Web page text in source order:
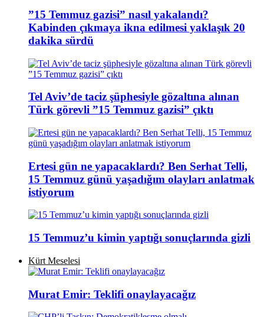
”15 Temmuz gazisi” nasıl yakalandı?
Kabinden çıkmaya ikna edilmesi yaklaşık 20
dakika sürdü
Tel Aviv’de taciz şüphesiyle gözaltına alınan
Türk görevli ”15 Temmuz gazisi” çıktı
Ertesi gün ne yapacaklardı? Ben Serhat Telli,
15 Temmuz günü yaşadığım olayları anlatmak
istiyorum
15 Temmuz’u kimin yaptığı sonuçlarında gizli
Kürt Meselesi
Murat Emir: Teklifi onaylayacağız